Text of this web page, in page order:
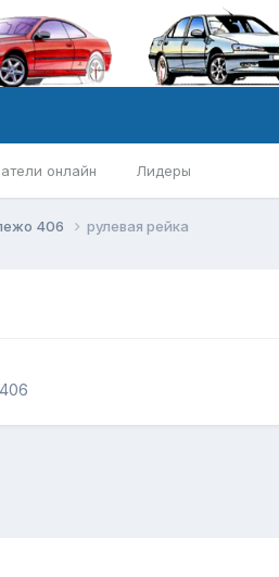
онлайн Лидеры
406 рулевая рейка